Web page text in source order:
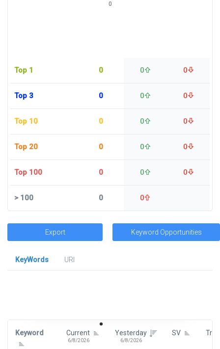
Top 1 0 0 0
Top 3 0 0 0
Top 10 0 0 0
Top 20 0 0 0
Top 100 0 0 0
>100 0 0
0
Export Keyword Opportunities
KeyWords
URl
Keyword Current
6/8/2026
Yesterday
6/8/2026
SV